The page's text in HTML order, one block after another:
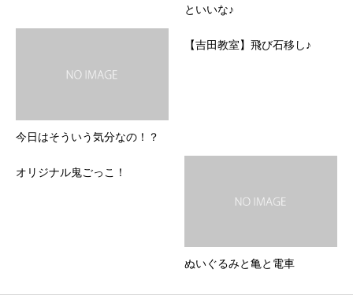
といいな♪
今日はそういう気分なの！？
【吉田教室】飛び石移し♪
オリジナル鬼ごっこ！
ぬいぐるみと亀と電車